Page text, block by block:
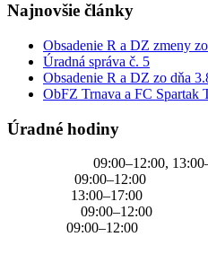
Najnovšie články
Obsadenie R a DZ zmeny
Úradná správa č. 5
Obsadenie R a DZ zo dňa
ObFZ Trnava a FC Spartak
Úradné hodiny
09:00–12:00,
09:00–12:00
13:00–17:00
09:00–12:00
09:00–12:00